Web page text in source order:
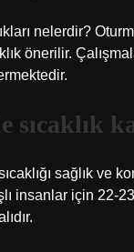
nelerdir?
önerilir.
sıcaklık
sağlık ve
insanlar için 22-